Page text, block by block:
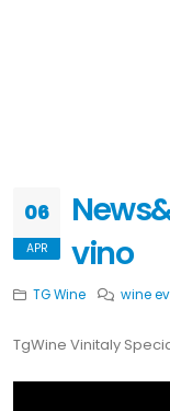
06
APR
vino
TG Wine wine
TgWine Vinitaly